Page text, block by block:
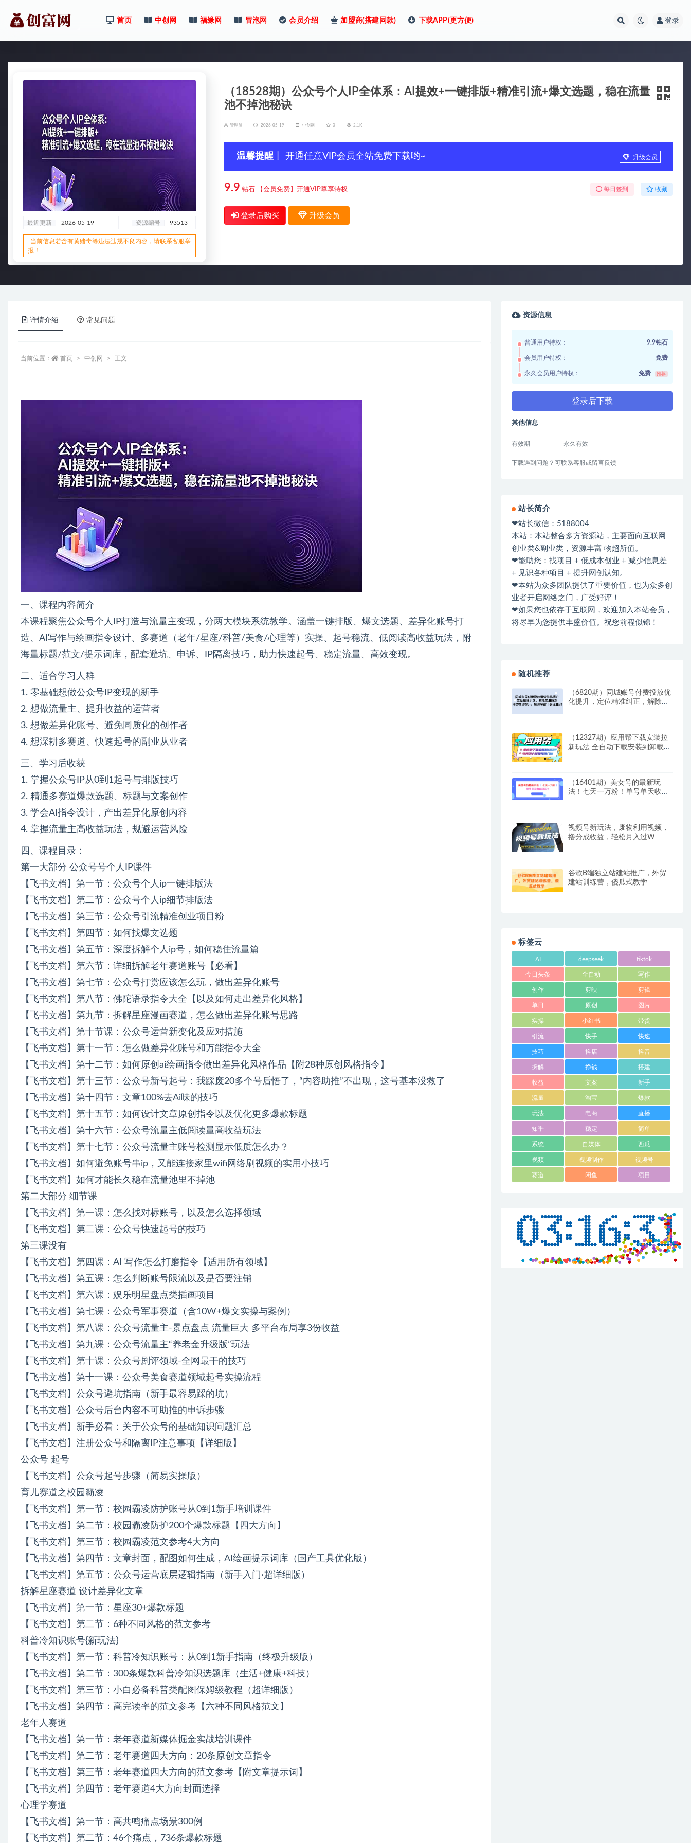
首页 中创网 福缘网 冒泡网 会员介绍 加盟商(搭建同款) 下载APP(更方便) 登录
最近更新 2026-05-19 资源编号 93513
当前信息若含有黄赌毒等违法违规不良内容，请联系客服举
报！
（18528期）公众号个人IP全体系：AI提效+一键排版+精准引流+爆文选题，稳在流量
池不掉池秘诀
管理员 2026-05-19 中创网 0 2.1K
温馨提醒 丨 开通任意VIP会员全站免费下载哟~ 升级会员
9.9 钻石 【会员免费】开通VIP尊享特权 每日签到 收藏
登录后购买 升级会员
详情介绍 常见问题
当前位置： 首页 中创网 正文
一、课程内容简介
本课程聚焦公众号个人IP打造与流量主变现，分两大模块系统教学。涵盖一键排版、爆文选题、差异化账号打
造、AI写作与绘画指令设计、多赛道（老年/星座/科普/美食/心理等）实操、起号稳流、低阅读高收益玩法，附
海量标题/范文/提示词库，配套避坑、申诉、IP隔离技巧，助力快速起号、稳定流量、高效变现。
二、适合学习人群
1. 零基础想做公众号IP变现的新手
2. 想做流量主、提升收益的运营者
3. 想做差异化账号、避免同质化的创作者
4. 想深耕多赛道、快速起号的副业从业者
三、学习后收获
1. 掌握公众号IP从0到1起号与排版技巧
2. 精通多赛道爆款选题、标题与文案创作
3. 学会AI指令设计，产出差异化原创内容
4. 掌握流量主高收益玩法，规避运营风险
四、课程目录：
第一大部分 公众号号个人IP课件
【飞书文档】第一节：公众号个人ip一键排版法
【飞书文档】第二节：公众号个人ip细节排版法
【飞书文档】第三节：公众号引流精准创业项目粉
【飞书文档】第四节：如何找爆文选题
【飞书文档】第五节：深度拆解个人ip号，如何稳住流量篇
【飞书文档】第六节：详细拆解老年赛道账号【必看】
【飞书文档】第七节：公众号打赏应该怎么玩，做出差异化账号
【飞书文档】第八节：佛陀语录指令大全【以及如何走出差异化风格】
【飞书文档】第九节：拆解星座漫画赛道，怎么做出差异化账号思路
【飞书文档】第十节课：公众号运营新变化及应对措施
【飞书文档】第十一节：怎么做差异化账号和万能指令大全
【飞书文档】第十二节：如何原创ai绘画指令做出差异化风格作品【附28种原创风格指令】
【飞书文档】第十三节：公众号新号起号：我踩废20多个号后悟了，“内容助推”不出现，这号基本没救了
【飞书文档】第十四节：文章100%去Ai味的技巧
【飞书文档】第十五节：如何设计文章原创指令以及优化更多爆款标题
【飞书文档】第十六节：公众号流量主低阅读量高收益玩法
【飞书文档】第十七节：公众号流量主账号检测显示低质怎么办？
【飞书文档】如何避免账号串ip，又能连接家里wifi网络刷视频的实用小技巧
【飞书文档】如何才能长久稳在流量池里不掉池
第二大部分 细节课
【飞书文档】第一课：怎么找对标账号，以及怎么选择领域
【飞书文档】第二课：公众号快速起号的技巧
第三课没有
【飞书文档】第四课：AI 写作怎么打磨指令【适用所有领域】
【飞书文档】第五课：怎么判断账号限流以及是否要注销
【飞书文档】第六课：娱乐明星盘点类插画项目
【飞书文档】第七课：公众号军事赛道（含10W+爆文实操与案例）
【飞书文档】第八课：公众号流量主-景点盘点 流量巨大 多平台布局享3份收益
【飞书文档】第九课：公众号流量主“养老金升级版”玩法
【飞书文档】第十课：公众号剧评领域-全网最干的技巧
【飞书文档】第十一课：公众号美食赛道领域起号实操流程
【飞书文档】公众号避坑指南（新手最容易踩的坑）
【飞书文档】公众号后台内容不可助推的申诉步骤
【飞书文档】新手必看：关于公众号的基础知识问题汇总
【飞书文档】注册公众号和隔离IP注意事项【详细版】
公众号 起号
【飞书文档】公众号起号步骤（简易实操版）
育儿赛道之校园霸凌
【飞书文档】第一节：校园霸凌防护账号从0到1新手培训课件
【飞书文档】第二节：校园霸凌防护200个爆款标题【四大方向】
【飞书文档】第三节：校园霸凌范文参考4大方向
【飞书文档】第四节：文章封面，配图如何生成，AI绘画提示词库（国产工具优化版）
【飞书文档】第五节：公众号运营底层逻辑指南（新手入门·超详细版）
拆解星座赛道 设计差异化文章
【飞书文档】第一节：星座30+爆款标题
【飞书文档】第二节：6种不同风格的范文参考
科普冷知识账号{新玩法}
【飞书文档】第一节：科普冷知识账号：从0到1新手指南（终极升级版）
【飞书文档】第二节：300条爆款科普冷知识选题库（生活+健康+科技）
【飞书文档】第三节：小白必备科普类配图保姆级教程（超详细版）
【飞书文档】第四节：高完读率的范文参考【六种不同风格范文】
老年人赛道
【飞书文档】第一节：老年赛道新媒体掘金实战培训课件
【飞书文档】第二节：老年赛道四大方向：20条原创文章指令
【飞书文档】第三节：老年赛道四大方向的范文参考【附文章提示词】
【飞书文档】第四节：老年赛道4大方向封面选择
心理学赛道
【飞书文档】第一节：高共鸣痛点场景300例
【飞书文档】第二节：46个痛点，736条爆款标题
资源信息
普通用户特权： 9.9钻石
会员用户特权： 免费
永久会员用户特权： 免费 推荐
登录后下载
其他信息
有效期 永久有效
下载遇到问题？可联系客服或留言反馈
站长简介
❤站长微信：5188004
本站：本站整合多方资源站，主要面向互联网
创业类&副业类，资源丰富 物超所值。
❤能助您：找项目 + 低成本创业 + 减少信息差
+ 见识各种项目 + 提升网创认知。
❤本站为众多团队提供了重要价值，也为众多创
业者开启网络之门，广受好评！
❤如果您也依存于互联网，欢迎加入本站会员，
将尽早为您提供丰盛价值。祝您前程似锦！
随机推荐
（6820期）同城账号付费投放优
化提升，定位精准纠正，解除流
（12327期）应用帮下载安装拉
新玩法 全自动下载安装到卸载
（16401期）美女号的最新玩
法！七天一万粉！单号单天收益
视频号新玩法，废物利用视频，
撸分成收益，轻松月入过W
谷歌B端独立站建站推广，外贸
建站训练营，傻瓜式教学
标签云
AI deepseek tiktok
今日头条 全自动 写作
创作 剪映 剪辑
单日 原创 图片
实操 小红书 带货
引流 快手 快速
技巧 抖店 抖音
拆解 挣钱 搭建
收益 文案 新手
流量 淘宝 爆款
玩法 电商 直播
知乎 稳定 简单
系统 自媒体 西瓜
视频 视频制作 视频号
赛道 闲鱼 项目